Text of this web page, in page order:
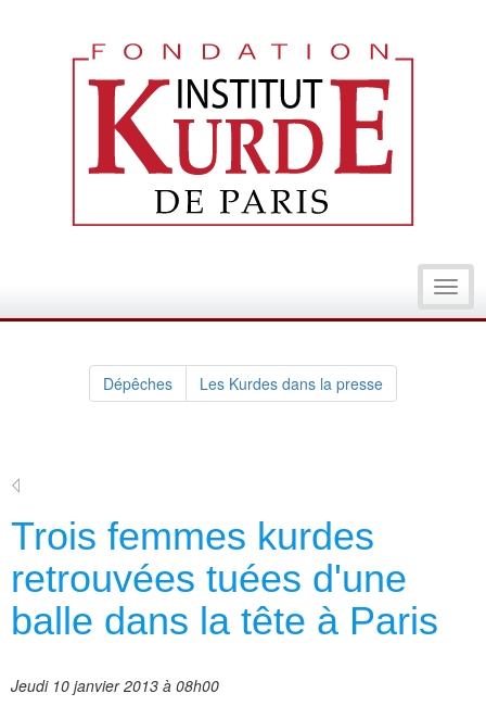
Dépêches Les Kurdes dans la presse
Trois femmes kurdes
retrouvées tuées d'une
balle dans la tête à Paris
Jeudi 10 janvier 2013 à 08h00